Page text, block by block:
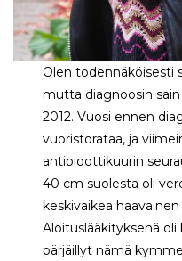
Olen todennäköisesti
mutta diagnoosin
2012. Vuosi ennen
vuoristorataa, ja
antibioottikuurin
40 cm suolesta oli
keskivaikea
Aloituslääkityksenä oli
pärjäillyt nämä